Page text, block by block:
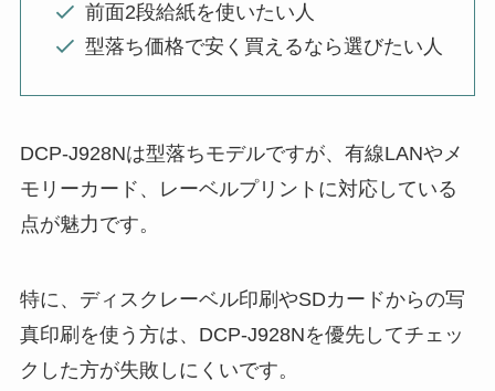
前面2段給紙を使いたい人
型落ち価格で安く買えるなら選びたい人
DCP-J928Nは型落ちモデルですが、有線LANやメ
モリーカード、レーベルプリントに対応している
点が魅力です。
特に、ディスクレーベル印刷やSDカードからの写
真印刷を使う方は、DCP-J928Nを優先してチェッ
クした方が失敗しにくいです。